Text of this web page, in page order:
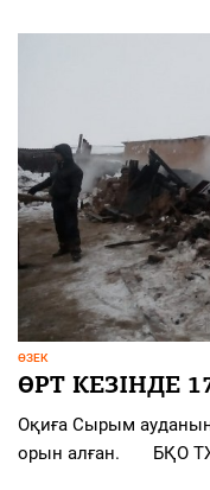
ӨЗЕК
ӨРТ КЕЗІНДЕ
Оқиға Сырым
орын алған. БҚО